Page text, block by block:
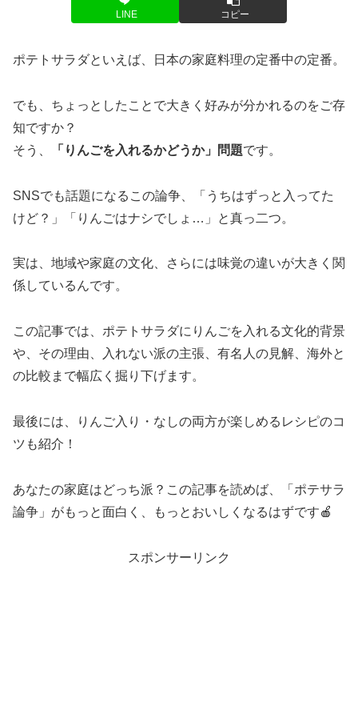
LINE コピー
ポテトサラダといえば、日本の家庭料理の定番中の定番。
でも、ちょっとしたことで大きく好みが分かれるのをご存
知ですか？
そう、
「りんごを入れるかどうか」問題です。
SNSでも話題になるこの論争、「うちはずっと入ってた
けど？」「りんごはナシでしょ…」と真っ二つ。
実は、地域や家庭の文化、さらには味覚の違いが大きく関
係しているんです。
この記事では、ポテトサラダにりんごを入れる文化的背景
や、その理由、入れない派の主張、有名人の見解、海外と
の比較まで幅広く掘り下げます。
最後には、りんご入り・なしの両方が楽しめるレシピのコ
ツも紹介！
あなたの家庭はどっち派？この記事を読めば、「ポテサラ
論争」がもっと面白く、もっとおいしくなるはずです🍎
スポンサーリンク